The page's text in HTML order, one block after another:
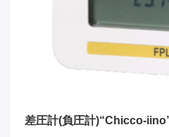
差圧計(負圧計)“Chicco-